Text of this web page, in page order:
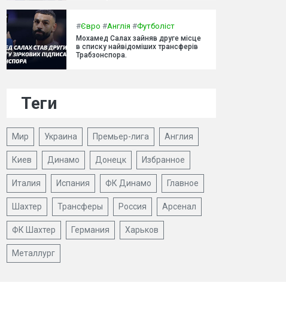
#Євро #Англія #Футболіст
Мохамед Салах зайняв друге місце
в списку найвідоміших трансферів
Трабзонспора.
Теги
Мир Украина Премьер-лига Англия
Киев Динамо Донецк Избранное
Италия Испания ФК Динамо Главное
Шахтер Трансферы Россия Арсенал
ФК Шахтер Германия Харьков
Металлург